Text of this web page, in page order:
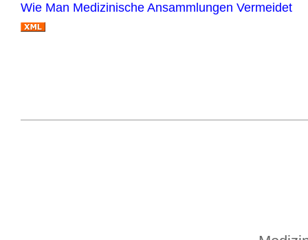
Wie Man Medizinische Ansammlungen Vermeidet